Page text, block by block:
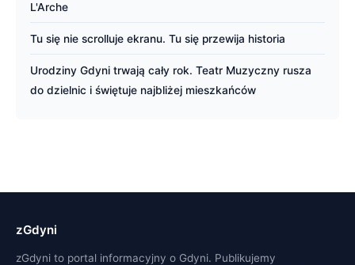
L'Arche
Tu się nie scrolluje ekranu. Tu się przewija historia
Urodziny Gdyni trwają cały rok. Teatr Muzyczny rusza
do dzielnic i świętuje najbliżej mieszkańców
zGdyni
zGdyni to portal informacyjny o Gdyni. Publikujemy